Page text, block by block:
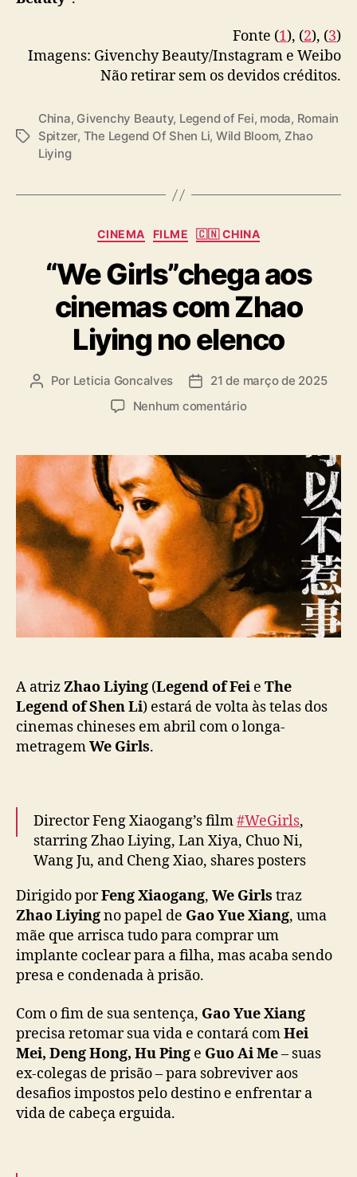
Fonte (1), (2), (3)
Imagens: Givenchy Beauty/Instagram e Weibo
Não retirar sem os devidos créditos.
T
China, Givenchy Beauty, Legend of Fei, moda, Romain
Spitzer, The Legend Of Shen Li, Wild Bloom, Zhao
Liying
C
t
e
g
o
r
i
CINEMA FILME 🇨🇳 CHINA
“We Girls”chega aos
cinemas com Zhao
Liying no elenco
A
r
d
o
p
o
s
t
Por Leticia Goncalves
D
d
p
u
b
l
i
a
ç
21 de março de 2025
Nenhum comentárioe
W
G
i
r
s
c
h
e
a
o
s
a
s
c
m
Z
h
a
y
i
n
g
n
A atrizZhao Liying (Legend of Fei e The
Legend of Shen Li) estará de volta às telas dos
cinemas chineses em abril com o longa-
metragemWe Girls.
Director Feng Xiaogang’s film#WeGirls,
starring Zhao Liying, Lan Xiya, Chuo Ni,
Wang Ju, and Cheng Xiao, shares posters
More –https://t.co/NSv8dXStLP#向阳花
pic.twitter.com/SU0PttE2gl
— cdrama tweets (@dramapotatoe)
Dirigido porFeng Xiaogang, We Girls traz
Zhao Liyingno papel de Gao Yue Xiang, uma
mãe que arrisca tudo para comprar um
implante coclear para a filha, mas acaba sendo
presa e condenada à prisão.
Com o fim de sua sentença, Gao Yue Xiang
precisa retomar sua vida e contará comHei
Mei, Deng Hong, Hu Ping e Guo Ai Me– suas
ex-colegas de prisão – para sobreviver aos
desafios impostos pelo destino e enfrentar a
vida de cabeça erguida.